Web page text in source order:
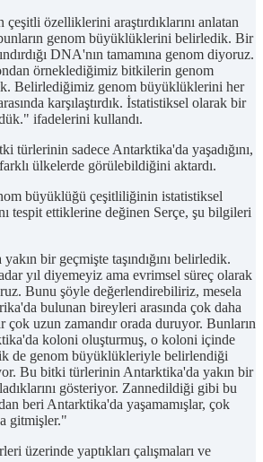
özelliklerini araştırdıklarını anlatan
genom büyüklüklerini belirledik. Bir
DNA'nın tamamına genom diyoruz.
örneklediğimiz bitkilerin genom
Belirlediğimiz genom büyüklüklerini her
karşılaştırdık. İstatistiksel olarak bir
ifadelerini kullandı.
türlerinin sadece Antarktika'da yaşadığını,
ülkelerde görülebildiğini aktardı.
büyüklüğü çeşitliliğinin istatistiksel
tespit ettiklerine değinen Serçe, şu bilgileri
bir geçmişte taşındığını belirledik.
yıl diyemeyiz ama evrimsel süreç olarak
Bunu şöyle değerlendirebiliriz, mesela
bulunan bireyleri arasında çok daha
uzun zamandır orada duruyor. Bunların
koloni oluşturmuş, o koloni içinde
de genom büyüklükleriyle belirlendiği
Bu bitki türlerinin Antarktika'da yakın bir
gösteriyor. Zannedildiği gibi bu
beri Antarktika'da yaşamamışlar, çok
gitmişler."
üzerinde yaptıkları çalışmaları ve